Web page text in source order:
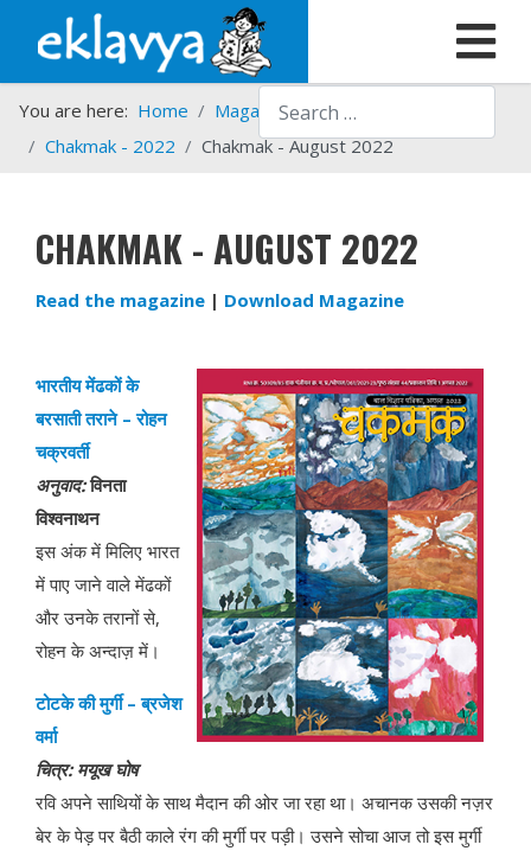
Search
You are here: Home Magazines
Chakmak
Chakmak - 2022
Chakmak - August 2022
CHAKMAK - AUGUST 2022
Read the magazine | Download Magazine
भारतीयमेंढकों के
बरसाती तराने–रोहन
चक्रवर्ती
अनुवाद:विनता
विश्वनाथन
इस अंक में मिलिए भारत
में पाए जाने वाले मेंढकों
और उनके तरानों से,
रोहन के अन्दाज़ में।
टोटकेकी मुर्गी–ब्रजेश
वर्मा
चित्र:मयूखघोष
रवि अपने साथियों के साथ मैदान की ओर जा रहा था। अचानक उसकी नज़र
बेर के पेड़ पर बैठी काले रंग की मुर्गी पर पड़ी। उसने सोचा आज तो इस मुर्गी